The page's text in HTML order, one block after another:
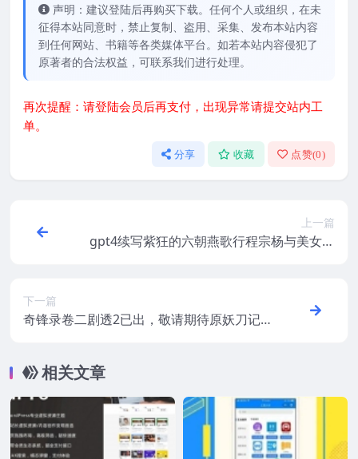
声明：建议登陆后再购买下载。任何个人或组织，在未
征得本站同意时，禁止复制、盗用、采集、发布本站内容
到任何网站、书籍等各类媒体平台。如若本站内容侵犯了
原著者的合法权益，可联系我们进行处理。
再次提醒：请登陆会员后再支付，出现异常请提交站内工
单。
分享 收藏 点赞(0)
上一篇
gpt4续写紫狂的六朝燕歌行程宗杨与美女朱
下一篇
奇锋录卷二剧透2已出，敬请期待原妖刀记
相关文章